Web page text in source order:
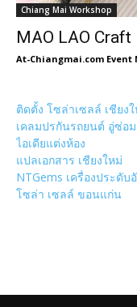
Chiang Mai Workshop
MAO LAO
At-Chiangmai.com Event
ติดตั้ง โซล่าเซลล์ เชียง
เคลมปรกันรถยนต์ อู่ซ่อ
ไอเดียแต่งห้อง
แปลเอกสาร เชียงใหม่
NTGems เครื่องประดั
โซล่า เซลล์ ขอนแก่น